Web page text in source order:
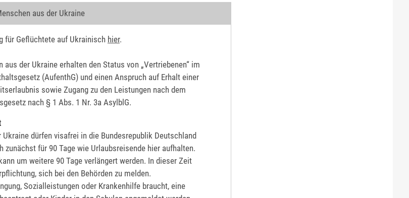
aus der Ukraine
für Geflüchtete auf Ukrainisch hier.
aus der Ukraine erhalten den Status von „Vertriebenen“ im
(AufenthG) und einen Anspruch auf Erhalt einer
sowie Zugang zu den Leistungen nach dem
nach § 1 Abs. 1 Nr. 3a AsylblG.
Ukraine dürfen visafrei in die Bundesrepublik Deutschland
zunächst für 90 Tage wie Urlaubsreisende hier aufhalten.
um weitere 90 Tage verlängert werden. In dieser Zeit
sich bei den Behörden zu melden.
Sozialleistungen oder Krankenhilfe braucht, eine